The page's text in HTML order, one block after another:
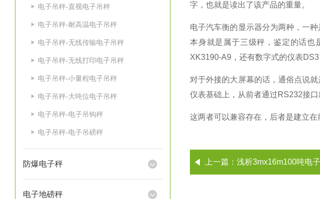
电子吊秤-直视电子吊秤
电子吊秤-耐高温电子吊秤
电子吊秤-无线传输电子吊秤
电子吊秤-无线打印电子吊秤
电子吊秤-小量程电子吊秤
电子吊秤-大吨位电子吊秤
电子吊秤-电子吊钩秤
电子吊秤-电子吊磅秤
防爆电子秤
电子地磅秤
字，也就是读出了该产品的重量。
电子汽车衡的显示器分为两种，一
本身就是属于三级秤，鉴定的话也
XK3190-A9 ，还有数字式的仪表DS3
对于外接的大屏幕的话，通俗点说
仪表基础上，从前者通过RS232接口
这两者可以兼容存在，后者是建立在
上一篇： 浅析3mx16m100吨电